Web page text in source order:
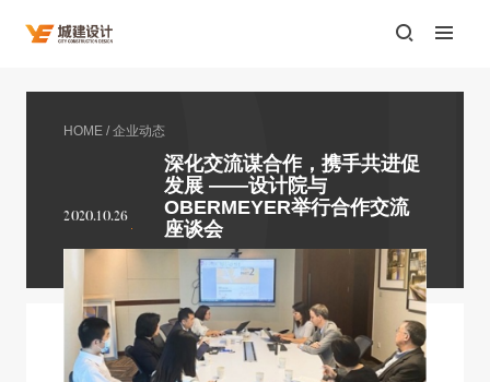
HOME /企业动态
2020.10.26
深化交流谋合作，携手共进促
发展 ——设计院与
OBERMEYER举行合作交流
座谈会